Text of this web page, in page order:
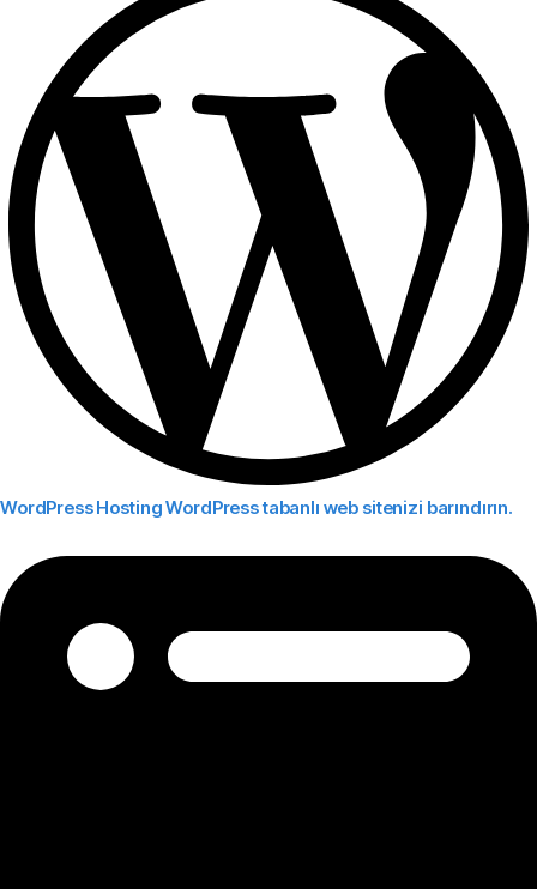
WordPress HostingWordPress tabanlı web sitenizi barındırın.